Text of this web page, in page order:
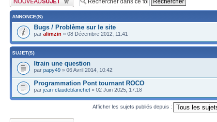
ANNONCE(S)
Bugs / Problème sur le site
par alimzin » 08 Décembre 2012, 11:41
SUJET(S)
Itrain une question
par papy49 » 06 Avril 2014, 10:42
Programmation Pont tournant ROCO
par jean-claudeblanchet » 02 Juin 2025, 17:18
Afficher les sujets publiés depuis :
Publier un nouveau sujet